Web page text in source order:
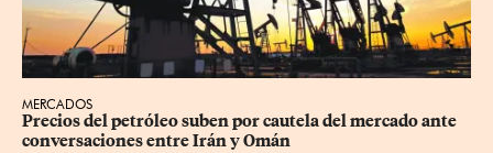
MERCADOS
Precios ⁠del petróleo suben por cautela del mercado ante
conversaciones entre Irán y Omán